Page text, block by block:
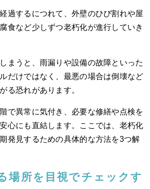
過するにつれて、外壁のひび割れや屋
食など少しずつ老朽化が進行していき
まうと、雨漏りや設備の故障といった
だけではなく、最悪の場合は倒壊など
る恐れがあります。
で異常に気付き、必要な修繕や点検を
心にも直結します。ここでは、老朽化
発見するための具体的な方法を3つ解
場所を目視でチェックす